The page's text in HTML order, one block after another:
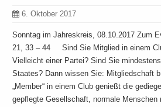
6. Oktober 2017
Sonntag im Jahreskreis, 08.10.2017 Zum
21, 33 – 44 Sind Sie Mitglied in einem
Vielleicht einer Partei? Sind Sie
Staates? Dann wissen Sie: Mitgliedschaft
„Member“ in einem Club genießt die
gepflegte Gesellschaft, normale Menschen